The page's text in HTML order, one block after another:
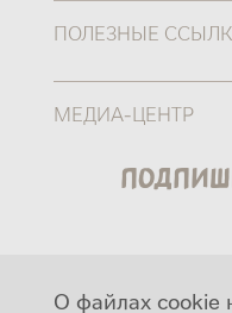
ПОЛЕЗНЫЕ
МЕДИА-ЦЕНТР
О файлах cookie